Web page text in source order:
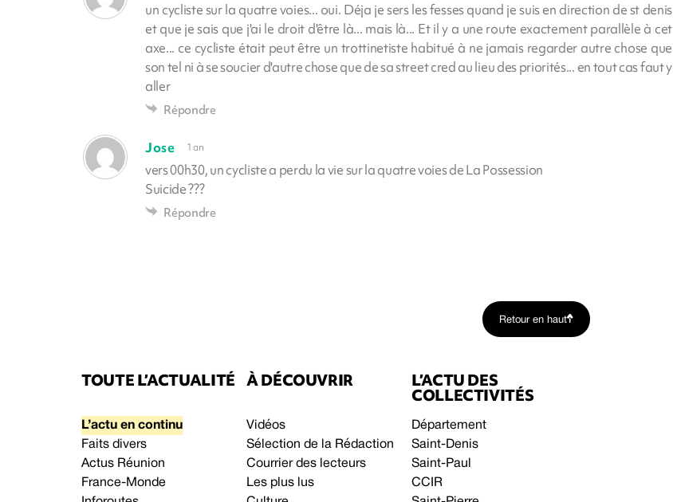
un cycliste sur la quatre voies... oui. Déja je sers les fesses quand je suis en direction de st denis
et que je sais que j'ai le droit d'être là... mais là... Et il y a une route exactement parallèle à cet
axe... ce cycliste était peut être un trottinetiste habitué à ne jamais regarder autre chose que
son tel ni à se soucier d'autre chose que de sa street cred au lieu des priorités... en tout cas faut y
aller
Répondre
Jose 1 an
vers 00h30, un cycliste a perdu la vie sur la quatre voies de La Possession
Suicide ???
Répondre
Retour en haut
TOUTE L’ACTUALITÉ
L’actu en continu
Faits divers
Actus Réunion
France-Monde
À DÉCOUVRIR
Vidéos
Sélection de la Rédaction
Courrier des lecteurs
Les plus lus
L’ACTU DES
COLLECTIVITÉS
Département
Saint-Denis
Saint-Paul
CCIR